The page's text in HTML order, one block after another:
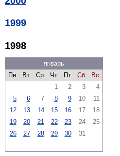
1999
1998
январь
Пн
Вт Ср Чт Пт Сб
Вс
1
2 3
4
5
6 7 8 9 10
11
12
13 14 15 16 17
18
19
20 21 22 23 24
25
26
27 28 29 30 31